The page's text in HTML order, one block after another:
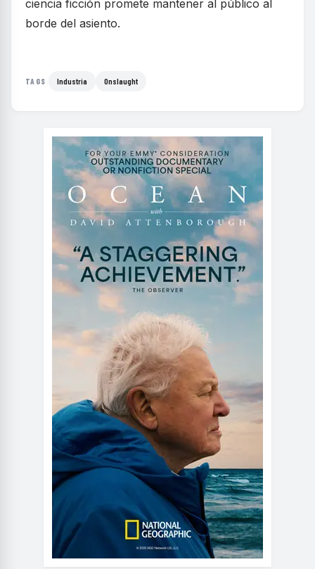
ciencia ficción promete mantener al público al
borde del asiento.
TAGS Industria Onslaught